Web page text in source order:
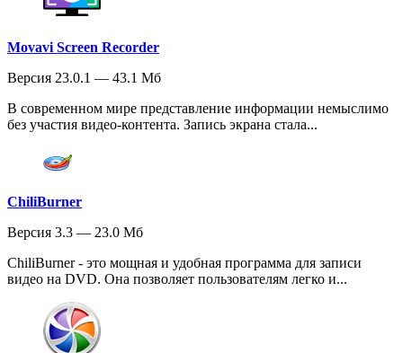
Movavi Screen Recorder
Версия 23.0.1 — 43.1 Мб
В современном мире представление информации немыслимо
без участия видео-контента. Запись экрана стала...
ChiliBurner
Версия 3.3 — 23.0 Мб
ChiliBurner - это мощная и удобная программа для записи
видео на DVD. Она позволяет пользователям легко и...